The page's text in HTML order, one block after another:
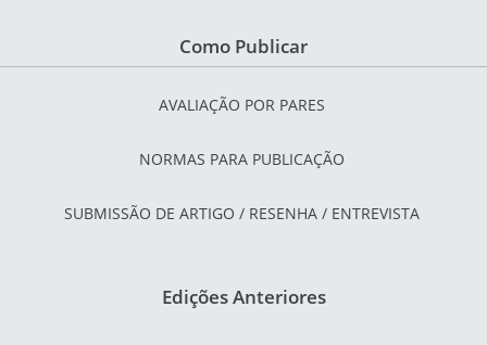
Como Publicar
AVALIAÇÃO POR PARES
NORMAS PARA PUBLICAÇÃO
SUBMISSÃO DE ARTIGO / RESENHA / ENTREVISTA
Edições Anteriores